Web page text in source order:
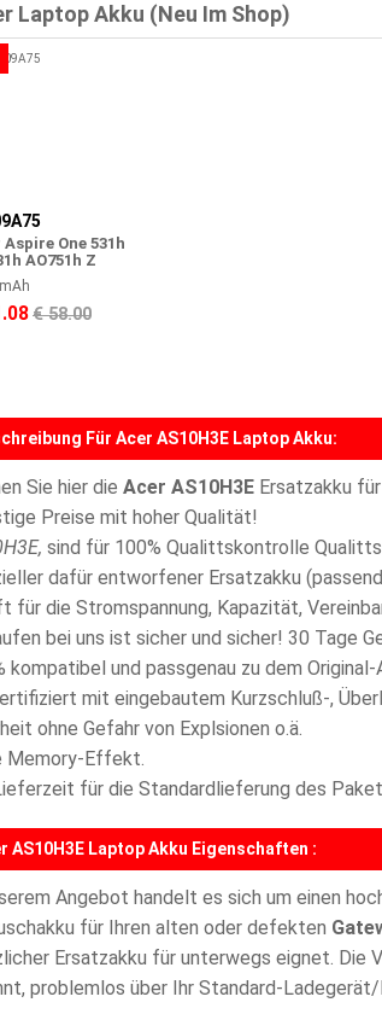
Laptop Akku (Neu Im Shop)
One 531h
AO751h Z
€ 58.00
Für Acer AS10H3E Laptop Akku:
Sie hier die Acer AS10H3E Ersatzakku
Preise mit hoher Qualität!
sind für 100% Qualittskontrolle
dafür entworfener Ersatzakku
für die Stromspannung, Kapazität,
bei uns ist sicher und sicher! 30 Tage
kompatibel und passgenau zu dem Original-
mit eingebautem Kurzschluß-,
ohne Gefahr von Explsionen o.ä.
Memory-Effekt.
für die Standardlieferung des
AS10H3E Laptop Akku Eigenschaften :
Angebot handelt es sich um einen
für Ihren alten oder defekten
Ersatzakku für unterwegs eignet. Die
problemlos über Ihr Standard-